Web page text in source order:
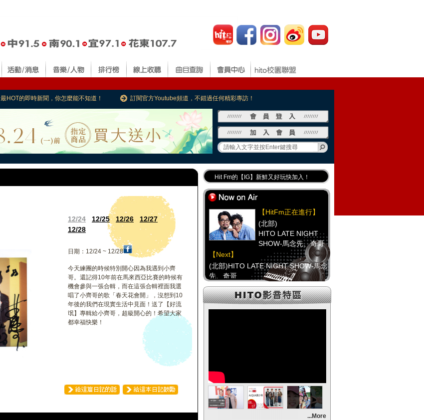
最HOT的即時新聞，你怎麼能不知道！ 訂閱官方Youtube頻道，不錯過任何精彩專訪！
12/24 12/25 12/26
12/27
12/28
日期：12/24 ~ 12/28
今天練團的時候特別開心因為我遇到小齊
哥。還記得10年前在馬來西亞比賽的時候有
機會參與一張合輯，而在這張合輯裡面我選
唱了小齊哥的歌「春天花會開」，沒想到10
年後的我們在現實生活中見面！送了【好流
氓】專輯給小齊哥，超級開心的！希望大家
都幸福快樂！
Hit Fm的【IG】新鮮又好玩快加入！
Hit Fm【FB臉書粉絲團】等你加入！
最專業《DJ推薦》好音樂千萬別錯過！
好康報報 最新優惠訊息都在這！
【HitFm正在進行】
(北部)
HITO LATE NIGHT
SHOW-馬念先、奇哥
【Next】
(北部)HITO LATE NIGHT SHOW-馬念
先、奇哥
【HitFm正在進行】
(中部)
(南部)
不睡週末夜-童童
【Next】
...More